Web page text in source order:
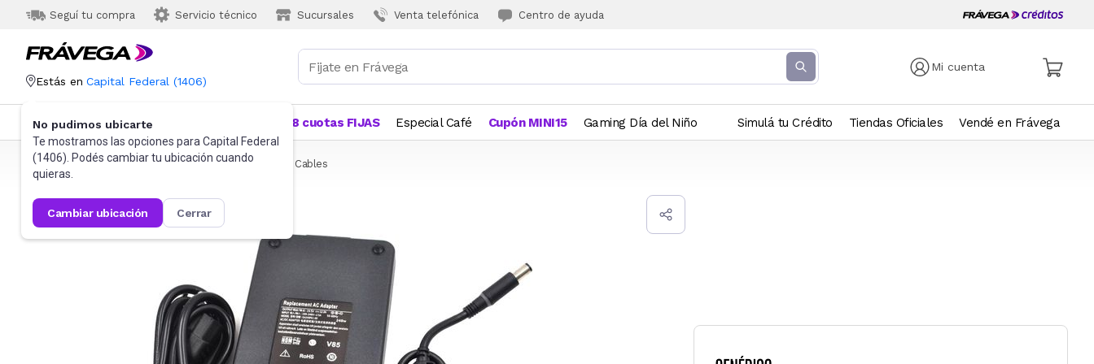
Seguí tu compra Servicio técnico Sucursales Venta telefónica Centro de ayuda
Mi cuenta
Estás en Capital Federal (1406)
No pudimos ubicarte
Te mostramos las opciones para Capital Federal
(1406). Podés cambiar tu ubicación cuando
quieras.
cambiar ubicación cerrar
Categorías Más Vendidos 18 cuotas FIJAS Especial Café Cupón MINI15 Gaming Día del Niño Simulá tu Crédito Tiendas Oficiales Vendé en Frávega
Frávega Informática Accesorios de Informática Cables